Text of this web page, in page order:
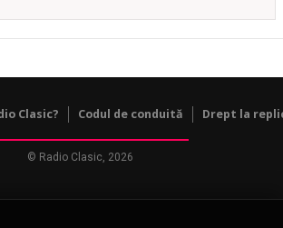
Clasic? Codul de conduită Drept la
© Radio Clasic, 2026